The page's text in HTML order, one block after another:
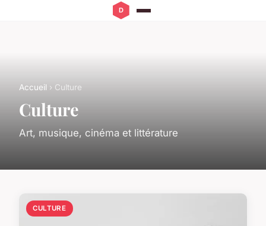
Accueil › Culture
Culture
Art, musique, cinéma et littérature
CULTURE